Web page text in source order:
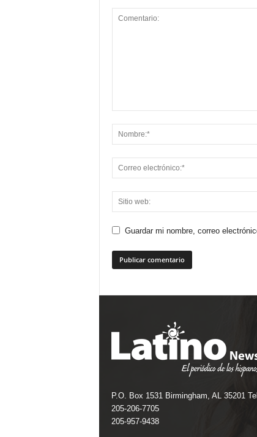
Guardar mi nombre, correo
P.O. Box 1531 Birmingham, AL 35201
205-206-7705
205-957-9438